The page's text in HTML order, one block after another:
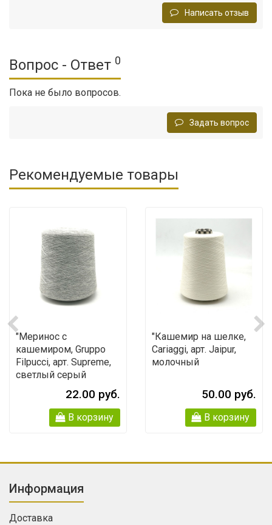
Написать отзыв
Вопрос - Ответ 0
Пока не было вопросов.
Задать вопрос
Рекомендуемые товары
"Меринос с
кашемиром, Gruppo
Filpucci, арт. Supreme,
светлый серый
22.00 руб.
В корзину
"Кашемир на шелке,
Cariaggi, арт. Jaipur,
молочный
50.00 руб.
В корзину
Информация
Доставка